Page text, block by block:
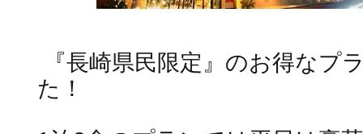
『長崎県民限定』のお得なプ
た！